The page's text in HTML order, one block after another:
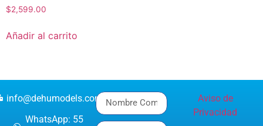
$2,599.00
Añadir al carrito
info@dehumodels.com
WhatsApp: 55
Aviso de
Privacidad